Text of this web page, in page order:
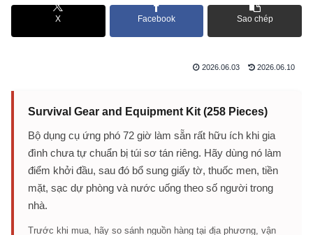
X Facebook Sao chép
2026.06.03 2026.06.10
Survival Gear and Equipment Kit (258 Pieces)
Bộ dụng cụ ứng phó 72 giờ làm sẵn rất hữu ích khi gia
đình chưa tự chuẩn bị túi sơ tán riêng. Hãy dùng nó làm
điểm khởi đầu, sau đó bổ sung giấy tờ, thuốc men, tiền
mặt, sạc dự phòng và nước uống theo số người trong
nhà.
Trước khi mua, hãy so sánh nguồn hàng tại địa phương, vận